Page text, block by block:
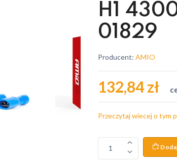
H1
01829
Producent: AMIO
132,84 zł
Przeczytaj wiecej o tym
1